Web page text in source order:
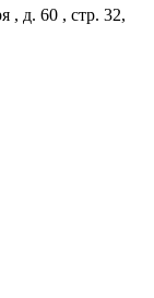
, д. 60 , стр. 32,